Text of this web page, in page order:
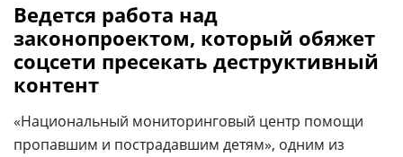
Ведется работа над
законопроектом, который обяжет
соцсети пресекать деструктивный
контент
«Национальный мониторинговый центр помощи
пропавшим и пострадавшим детям», одним из